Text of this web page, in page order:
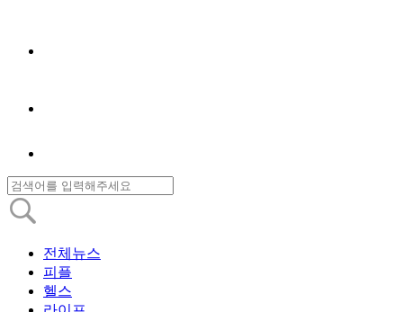
전체뉴스
피플
헬스